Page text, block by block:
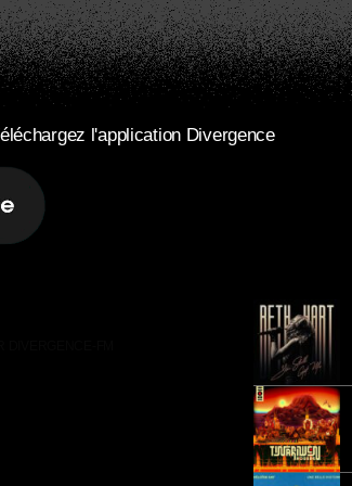
l'application Divergence